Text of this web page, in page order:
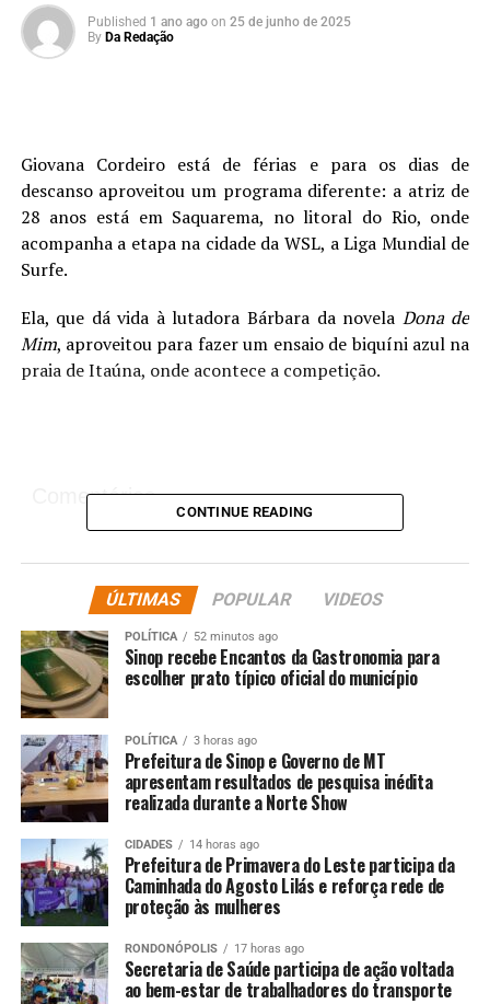
Published 1 ano ago on 25 de junho de 2025
By Da Redação
Giovana Cordeiro está de férias e para os dias de
descanso aproveitou um programa diferente: a atriz de
28 anos está em Saquarema, no litoral do Rio, onde
acompanha a etapa na cidade da WSL, a Liga Mundial de
Surfe.
Ela, que dá vida à lutadora Bárbara da novela Dona de
Mim, aproveitou para fazer um ensaio de biquíni azul na
praia de Itaúna, onde acontece a competição.
Comentários
RELATED TOPICS:
Paolla Oliveira exibe detalhes de gravação de ‘Vale Tudo’
para fãs: ‘Heleninha’
DON'T MISS
Bruna Biancardi exibe detalhes do quartinho da filha
Mavie em mansão: ‘Um luxo’
CONTINUE READING
ÚLTIMAS POPULAR VIDEOS
POLÍTICA 52 minutos ago
Sinop recebe Encantos da Gastronomia para
escolher prato típico oficial do município
POLÍTICA 3 horas ago
Prefeitura de Sinop e Governo de MT
apresentam resultados de pesquisa inédita
realizada durante a Norte Show
CIDADES 14 horas ago
Prefeitura de Primavera do Leste participa da
Caminhada do Agosto Lilás e reforça rede de
proteção às mulheres
RONDONÓPOLIS 17 horas ago
Secretaria de Saúde participa de ação voltada
ao bem-estar de trabalhadores do transporte